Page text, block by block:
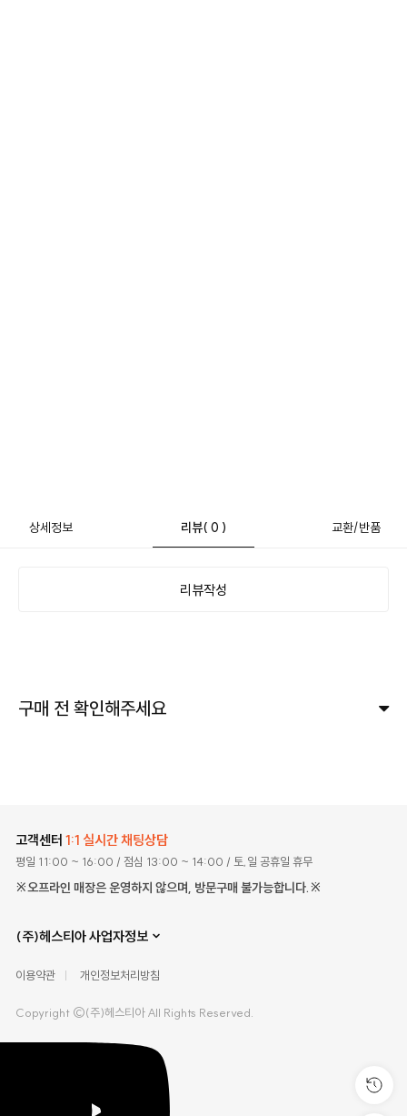
상세정보 리뷰( 0 ) 교환/반품
리뷰작성
구매 전 확인해주세요
고객센터 1:1 실시간 채팅상담
평일 11:00 ~ 16:00 / 점심 13:00 ~ 14:00 / 토,일 공휴일 휴무
※오프라인 매장은 운영하지 않으며, 방문구매 불가능합니다.※
(주)헤스티아 사업자정보
이용약관 개인정보처리방침
Copyright ©(주)헤스티아 All Rights Reserved.